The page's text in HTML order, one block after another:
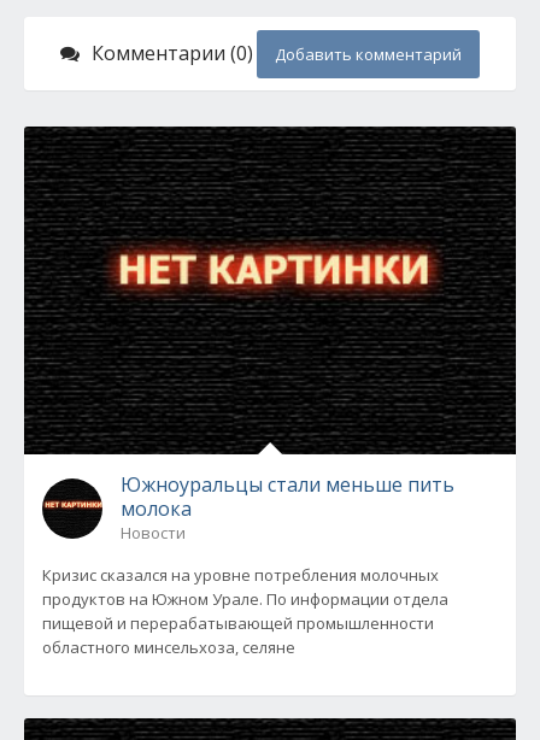
Комментарии (0) Добавить комментарий
Южноуральцы стали меньше пить
молока
Новости
Кризис сказался на уровне потребления молочных
продуктов на Южном Урале. По информации отдела
пищевой и перерабатывающей промышленности
областного минсельхоза, селяне